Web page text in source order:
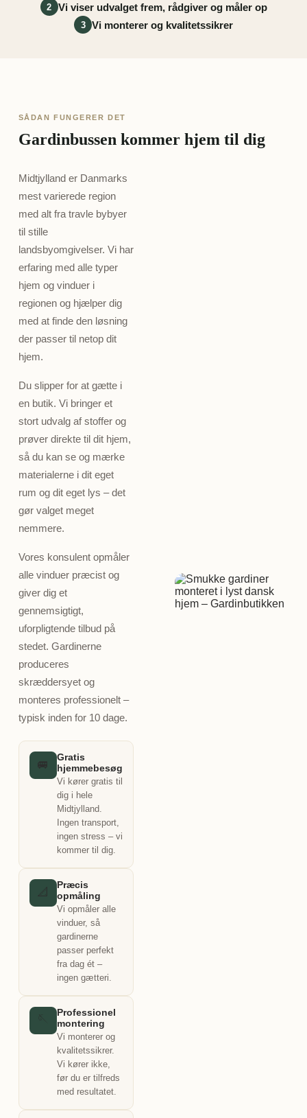
2 Vi viser udvalget frem, rådgiver og måler op
3 Vi monterer og kvalitetssikrer
SÅDAN FUNGERER DET
Gardinbussen kommer hjem til dig
Midtjylland er Danmarks
mest varierede region
med alt fra travle bybyer
til stille
landsbyomgivelser. Vi har
erfaring med alle typer
hjem og vinduer i
regionen og hjælper dig
med at finde den løsning
der passer til netop dit
hjem.
Du slipper for at gætte i
en butik. Vi bringer et
stort udvalg af stoffer og
prøver direkte til dit hjem,
så du kan se og mærke
materialerne i dit eget
rum og dit eget lys – det
gør valget meget
nemmere.
Vores konsulent opmåler
alle vinduer præcist og
giver dig et
gennemsigtigt,
uforpligtende tilbud på
stedet. Gardinerne
produceres
skræddersyet og
monteres professionelt –
typisk inden for 10 dage.
🚐
Gratis
hjemmebesøg
Vi kører gratis til
dig i hele
Midtjylland.
Ingen transport,
ingen stress – vi
kommer til dig.
📐
Præcis
opmåling
Vi opmåler alle
vinduer, så
gardinerne
passer perfekt
fra dag ét –
ingen gætteri.
Professionel
montering
Vi monterer og
kvalitetssikrer.
Vi kører ikke,
før du er tilfreds
med resultatet.